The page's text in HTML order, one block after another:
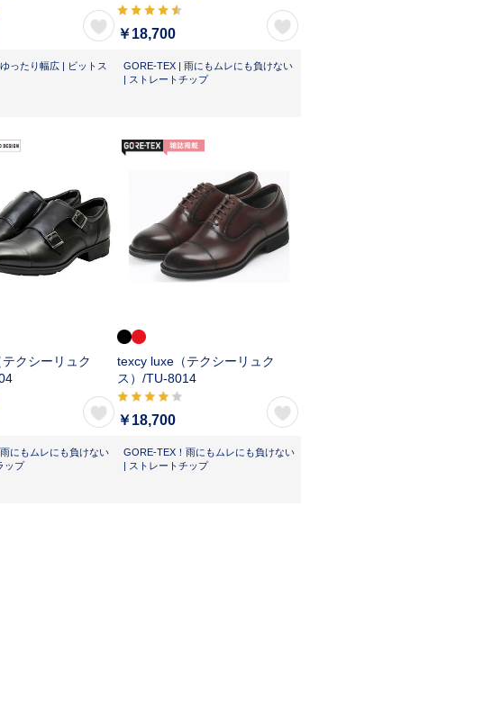
ったり幅広 | ビットス
￥18,700
GORE-TEX | 雨にもムレにも負けない
| ストレートチップ
クシーリュク
にもムレにも負けない
ップ
texcy luxe（テクシーリュク
ス）/TU-8014
￥18,700
GORE-TEX！雨にもムレにも負けない
| ストレートチップ